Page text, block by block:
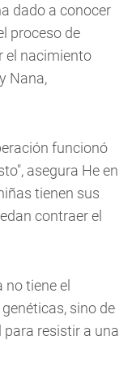
dado a conocer
proceso de
el nacimiento
Nana,
funcionó
asegura He en
tienen sus
contraer el
tiene el
sino de
resistir a una